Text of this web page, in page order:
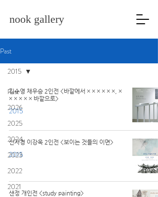
nook gallery
Past
Past
2026
2025
2024
2023
2022
2021
2015
김수영 채우승 2인전 <바깥에서 × × × × × ×, ×
× × × × × 바깥으로>
2015
신자경 이강욱 2인전 <보이는 것들의 이면>
2015
샌정 개인전 <study painting>